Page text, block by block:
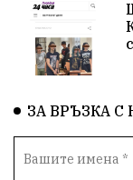
с.Неофит
народ
соларни
ЗА ВРЪЗКА С